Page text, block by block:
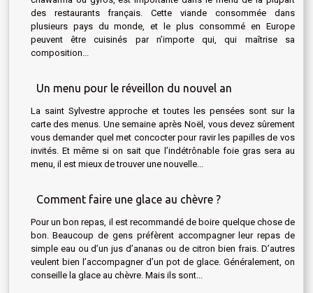
des restaurants français. Cette viande consommée dans
plusieurs pays du monde, et le plus consommé en Europe
peuvent être cuisinés par n’importe qui, qui maîtrise sa
composition...
Un menu pour le réveillon du nouvel an
La saint Sylvestre approche et toutes les pensées sont sur la
carte des menus. Une semaine après Noël, vous devez sûrement
vous demander quel met concocter pour ravir les papilles de vos
invités. Et même si on sait que l’indétrônable foie gras sera au
menu, il est mieux de trouver une nouvelle...
Comment faire une glace au chèvre ?
Pour un bon repas, il est recommandé de boire quelque chose de
bon. Beaucoup de gens préfèrent accompagner leur repas de
simple eau ou d’un jus d’ananas ou de citron bien frais. D’autres
veulent bien l’accompagner d’un pot de glace. Généralement, on
conseille la glace au chèvre. Mais ils sont...